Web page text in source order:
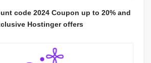
code 2024 Coupon up to 20% and
Hostinger offers